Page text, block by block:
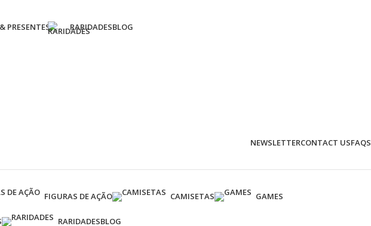
PRESENTES RARIDADESBLOG
NEWSLETTERCONTACT USFAQS
FIGURAS DE AÇÃO CAMISETAS GAMES
RARIDADESBLOG